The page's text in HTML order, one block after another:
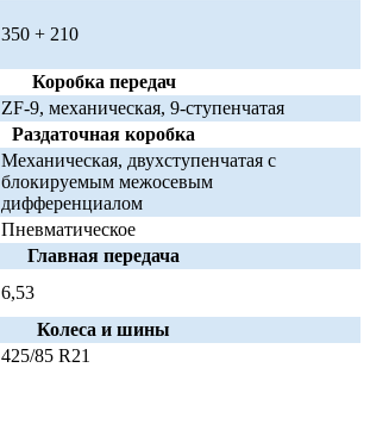
350 + 210
Коробка передач
ZF-9, механическая, 9-ступенчатая
Раздаточная коробка
Механическая, двухступенчатая с
блокируемым межосевым
дифференциалом
Пневматическое
Главная передача
6,53
Колеса и шины
425/85 R21